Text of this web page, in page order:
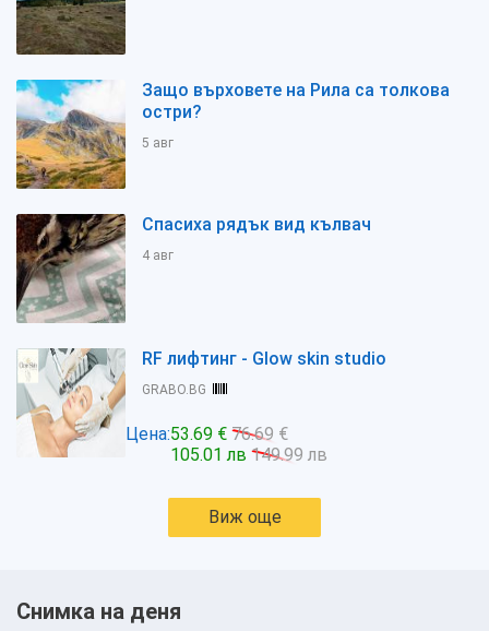
Защо върховете на Рила са толкова
остри?
5 авг
Спасиха рядък вид кълвач
4 авг
RF лифтинг - Glow skin studio
GRABO.BG
Цена:53.69 € 76.69 €
105.01 лв 149.99 лв
Виж още
Снимка на деня